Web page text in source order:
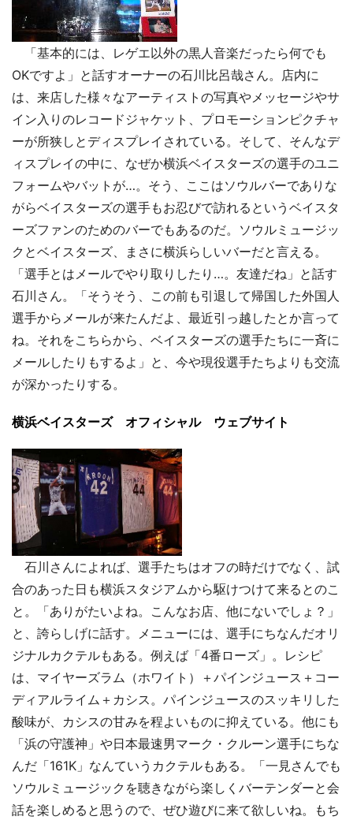
「基本的には、レゲエ以外の黒人音楽だったら何でも
OKですよ」と話すオーナーの石川比呂哉さん。店内に
は、来店した様々なアーティストの写真やメッセージやサ
イン入りのレコードジャケット、プロモーションピクチャ
ーが所狭しとディスプレイされている。そして、そんなデ
ィスプレイの中に、なぜか横浜ベイスターズの選手のユニ
フォームやバットが…。そう、ここはソウルバーでありな
がらベイスターズの選手もお忍びで訪れるというベイスタ
ーズファンのためのバーでもあるのだ。ソウルミュージッ
クとベイスターズ、まさに横浜らしいバーだと言える。
「選手とはメールでやり取りしたり…。友達だね」と話す
石川さん。「そうそう、この前も引退して帰国した外国人
選手からメールが来たんだよ、最近引っ越したとか言って
ね。それをこちらから、ベイスターズの選手たちに一斉に
メールしたりもするよ」と、今や現役選手たちよりも交流
が深かったりする。
横浜ベイスターズ オフィシャル ウェブサイト
石川さんによれば、選手たちはオフの時だけでなく、試
合のあった日も横浜スタジアムから駆けつけて来るとのこ
と。「ありがたいよね。こんなお店、他にないでしょ？」
と、誇らしげに話す。メニューには、選手にちなんだオリ
ジナルカクテルもある。例えば「4番ローズ」。レシピ
は、マイヤーズラム（ホワイト）＋パインジュース＋コー
ディアルライム＋カシス。パインジュースのスッキリした
酸味が、カシスの甘みを程よいものに抑えている。他にも
「浜の守護神」や日本最速男マーク・クルーン選手にちな
んだ「161K」なんていうカクテルもある。「一見さんでも
ソウルミュージックを聴きながら楽しくバーテンダーと会
話を楽しめると思うので、ぜひ遊びに来て欲しいね。もち